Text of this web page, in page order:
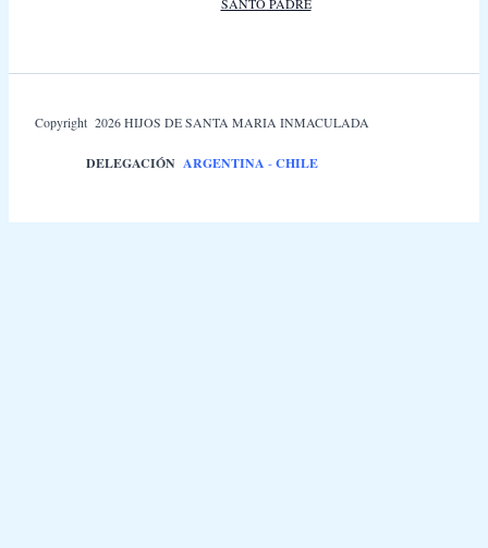
Copyright 2026 HIJOS DE SANTA MARIA INMACULADA
DELEGACIÓN ARGENTINA -CHILE